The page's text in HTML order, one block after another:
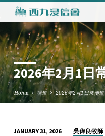
2026年2月1日
Home 講道 2026年2月1日常傳道
JANUARY 31, 2026 吳偉良牧師